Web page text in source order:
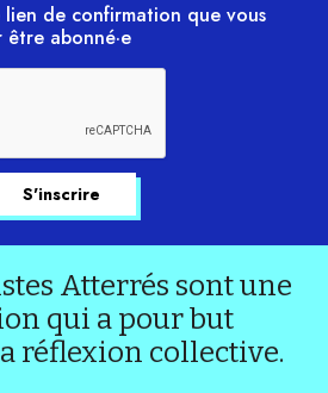
de confirmation que vous
abonné·e
Atterrés sont une
qui a pour but
réflexion collective.